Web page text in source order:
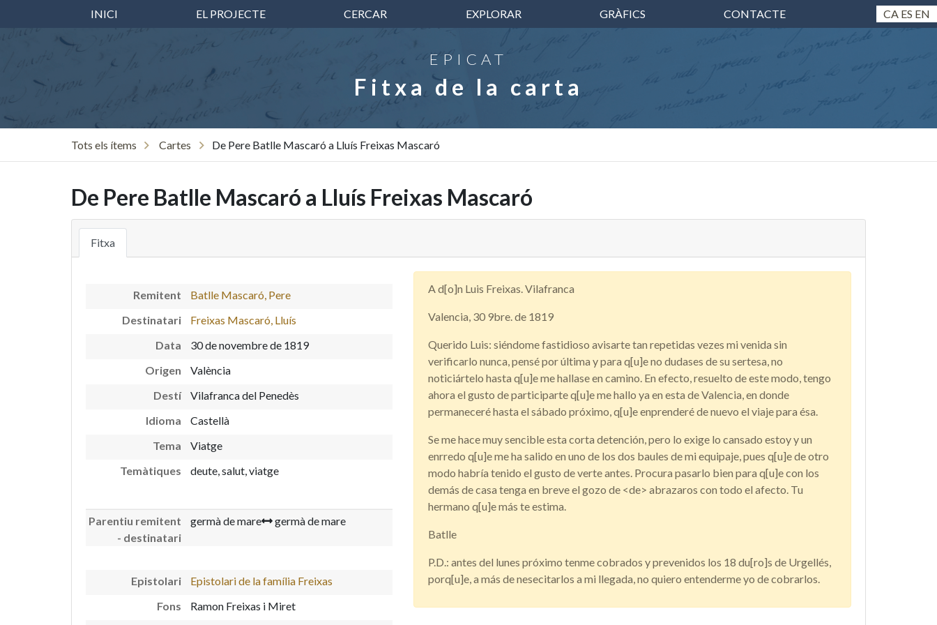
INICI EL PROJECTE CERCAR EXPLORAR GRÀFICS CONTACTE CA ES EN
EPICAT
Fitxa de la carta
Tots els ítems Cartes De Pere Batlle Mascaró a Lluís Freixas Mascaró
De Pere Batlle Mascaró a Lluís Freixas Mascaró
Fitxa
Remitent
Batlle Mascaró, Pere
Destinatari
Freixas Mascaró, Lluís
Data
30 de novembre de 1819
Origen
València
Destí
Vilafranca del Penedès
Idioma
Castellà
Tema
Viatge
Temàtiques
deute, salut, viatge
Parentiu remitent
- destinatari
germà de mare germà de mare
Epistolari
Epistolari de la família Freixas
Fons
Ramon Freixas i Miret
A d[o]n Luis Freixas. Vilafranca
Valencia, 30 9bre. de 1819
Querido Luis: siéndome fastidioso avisarte tan repetidas vezes mi venida sin
verificarlo nunca, pensé por última y para q[u]e no dudases de su sertesa, no
noticiártelo hasta q[u]e me hallase en camino. En efecto, resuelto de este modo, tengo
ahora el gusto de participarte q[u]e me hallo ya en esta de Valencia, en donde
permaneceré hasta el sábado próximo, q[u]e enprenderé de nuevo el viaje para ésa.
Se me hace muy sencible esta corta detención, pero lo exige lo cansado estoy y un
enrredo q[u]e me ha salido en uno de los dos baules de mi equipaje, pues q[u]e de otro
modo habría tenido el gusto de verte antes. Procura pasarlo bien para q[u]e con los
demás de casa tenga en breve el gozo de <de> abrazaros con todo el afecto. Tu
hermano q[u]e más te estima.
Batlle
P.D.: antes del lunes próximo tenme cobrados y prevenidos los 18 du[ro]s de Urgellés,
porq[u]e, a más de nesecitarlos a mi llegada, no quiero entenderme yo de cobrarlos.